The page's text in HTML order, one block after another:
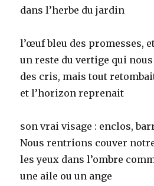
dans l’herbe du jardin
l’œuf bleu des promesses,
un reste du vertige qui
des cris, mais tout
et l’horizon reprenait
son vrai visage : enclos,
Nous rentrions couver
les yeux dans l’ombre
une aile ou un ange